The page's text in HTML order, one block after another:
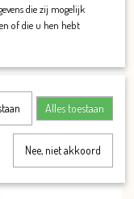
die zij mogelijk
of die u hen hebt
Alles toestaan
Nee, niet akkoord